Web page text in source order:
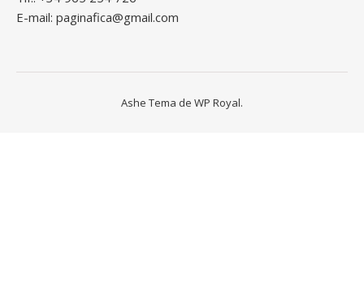
E-mail: paginafica@gmail.com
Ashe Tema de WP Royal.